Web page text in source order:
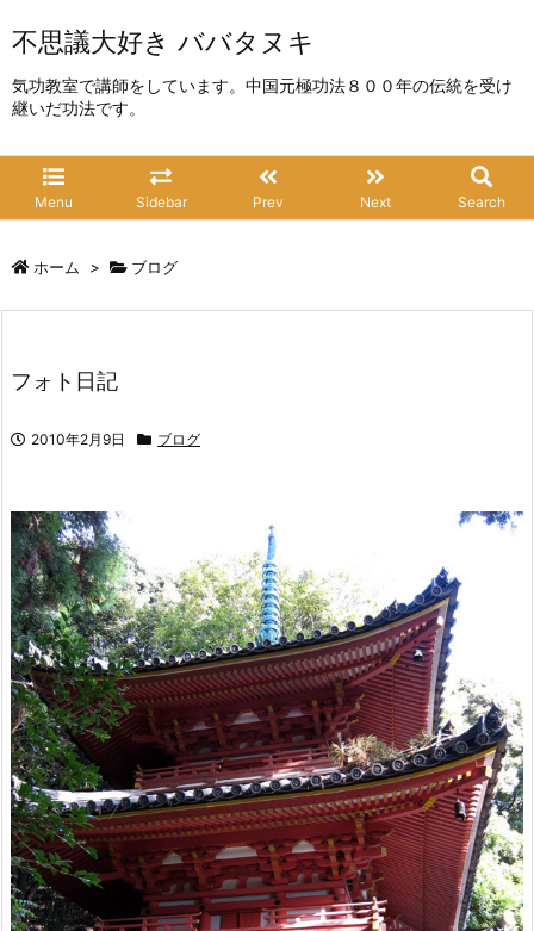
不思議大好き ババタヌキ
気功教室で講師をしています。中国元極功法８００年の伝統を受け
継いだ功法です。
Menu Sidebar Prev Next Search
ホーム > ブログ
フォト日記
2010年2月9日 ブログ